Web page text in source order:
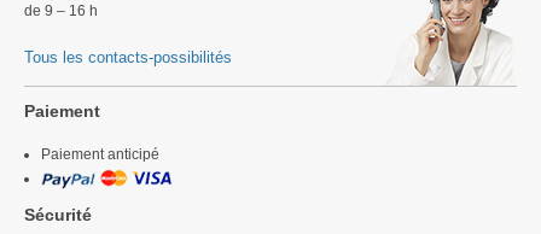
de 9 – 16 h
Tous les contacts-possibilités
Paiement
Paiement anticipé
Sécurité